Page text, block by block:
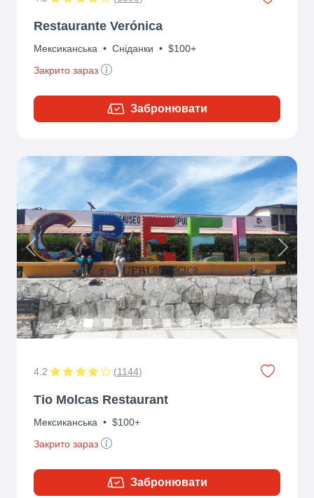
Restaurante Verónica
Мексиканська • Сніданки • $100+
Закрито зараз
Забронювати
Previous Next
4.2 (1144)
Tio Molcas Restaurant
Мексиканська • $100+
Закрито зараз
Забронювати